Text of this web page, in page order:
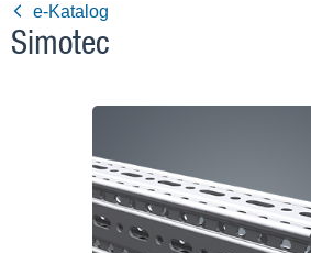
e-Katalog
Simotec